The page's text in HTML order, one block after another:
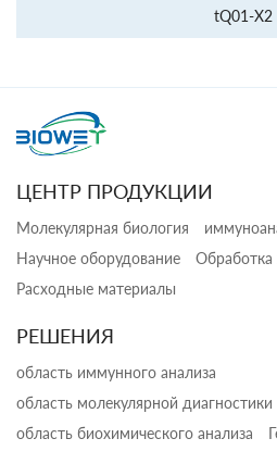
tQ01-X2
ЦЕНТР ПРОДУКЦИИ
Молекулярная биология
Научное оборудование
Расходные материалы
РЕШЕНИЯ
область иммунного анализа
область молекулярной диагностики
область биохимического анализа